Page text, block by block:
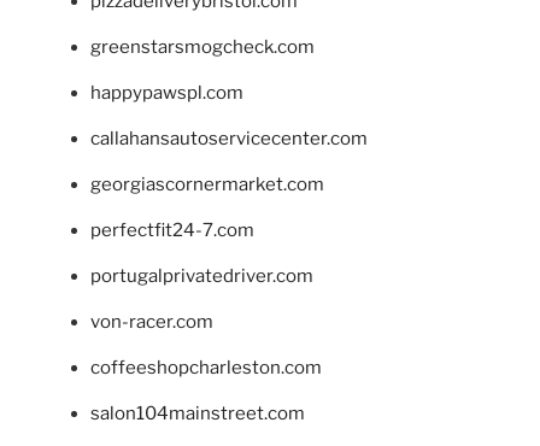
greenstarsmogcheck.com
happypawspl.com
callahansautoservicecenter.com
georgiascornermarket.com
perfectfit24-7.com
portugalprivatedriver.com
von-racer.com
coffeeshopcharleston.com
salon104mainstreet.com